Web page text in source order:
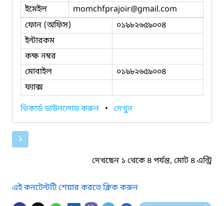
ইমেইল
momchfprajoir@gmail.com
ফোন (অফিস)
০১৯৮২৬৫৯০০৪
ইন্টারকম
কক্ষ নম্বর
মোবাইল
০১৯৮২৬৫৯০০৪
ফ্যাক্স
ভিকার্ড ডাউনলোড করুন • দেখুন
১
দেখছেন ১ থেকে ৪ পর্যন্ত, মোট ৪ এন্ট্রি
এই কনটেন্টটি শেয়ার করতে ক্লিক করুন